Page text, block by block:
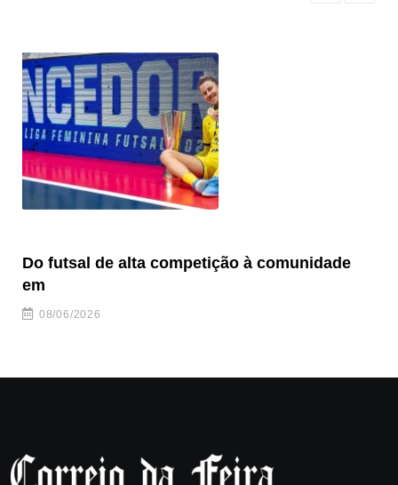
Do futsal de alta competição à comunidade
em
08/06/2026